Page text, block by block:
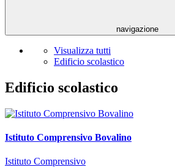
navigazione
Visualizza tutti
Edificio scolastico
Edificio scolastico
Istituto Comprensivo Bovalino
Istituto Comprensivo